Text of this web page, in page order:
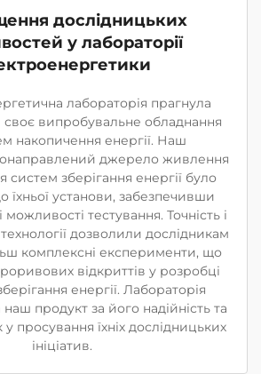
дослідницьких
у лабораторії
лабораторія прагнула
своє випробувальне обладнання
накопичення енергії. Наш
джерело живлення
систем зберігання енергії було
їхньої установи, забезпечивши
тестування. Точність і
дозволили дослідникам
комплексні експерименти, що
відкриттів у розробці
енергії. Лабораторія
продукт за його надійність та
просування їхніх дослідницьких
ініціатив.